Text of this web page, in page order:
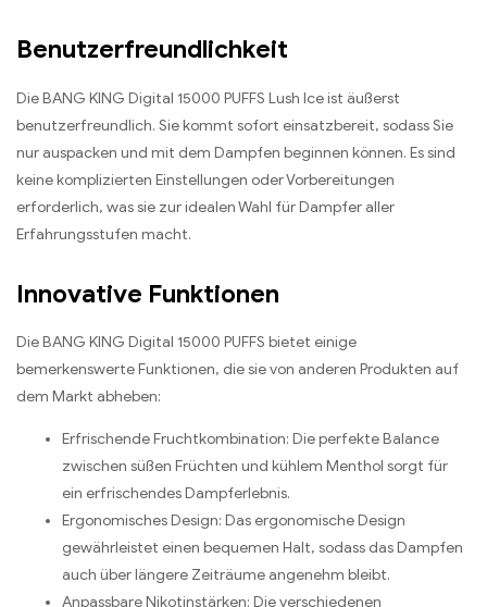
Benutzerfreundlichkeit
Die BANG KING Digital 15000 PUFFS Lush Ice ist äußerst
benutzerfreundlich. Sie kommt sofort einsatzbereit, sodass Sie
nur auspacken und mit dem Dampfen beginnen können. Es sind
keine komplizierten Einstellungen oder Vorbereitungen
erforderlich, was sie zur idealen Wahl für Dampfer aller
Erfahrungsstufen macht.
Innovative Funktionen
Die BANG KING Digital 15000 PUFFS bietet einige
bemerkenswerte Funktionen, die sie von anderen Produkten auf
dem Markt abheben:
Erfrischende Fruchtkombination: Die perfekte Balance
zwischen süßen Früchten und kühlem Menthol sorgt für
ein erfrischendes Dampferlebnis.
Ergonomisches Design: Das ergonomische Design
gewährleistet einen bequemen Halt, sodass das Dampfen
auch über längere Zeiträume angenehm bleibt.
Anpassbare Nikotinstärken: Die verschiedenen